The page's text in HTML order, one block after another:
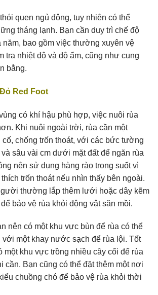
quen ngủ đông, tuy nhiên có thể
tháng lạnh. Bạn cần duy trì chế độ
năm, bao gồm việc thường xuyên vệ
tra nhiệt độ và độ ẩm, cũng như cung
bằng.
Red Foot
có khí hậu phù hợp, việc nuôi rùa
Khi nuôi ngoài trời, rùa cần một
cố, chống trốn thoát, với các bức tường
sâu vài cm dưới mặt đất để ngăn rùa
nên sử dụng hàng rào trong suốt vì
trốn thoát nếu nhìn thấy bên ngoài.
thường lắp thêm lưới hoặc dây kẽm
bảo vệ rùa khỏi động vật săn mồi.
nên có một khu vực bùn để rùa có thể
với một khay nước sạch để rùa lội. Tốt
một khu vực trồng nhiều cây cối để rùa
cần. Bạn cũng có thể đặt thêm một nơi
chuồng chó để bảo vệ rùa khỏi thời